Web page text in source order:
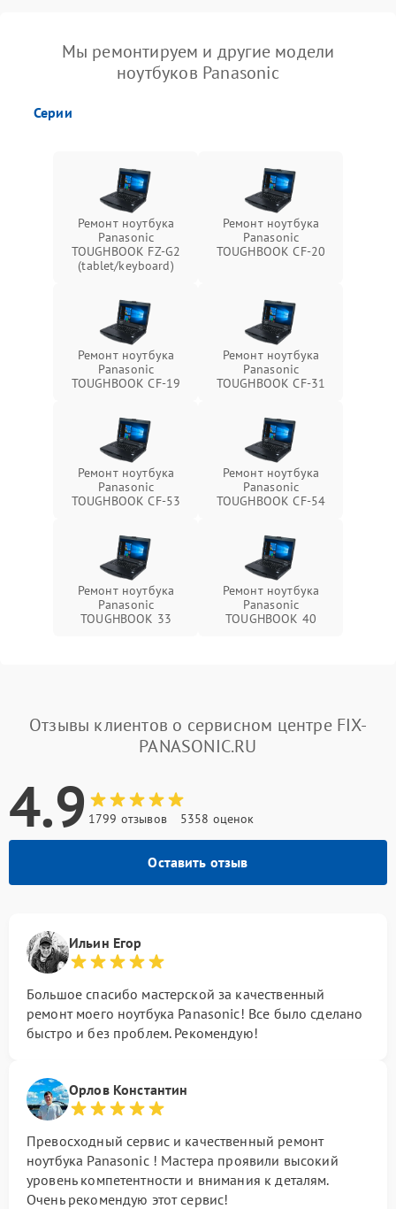
Мы ремонтируем и другие модели
ноутбуков Panasonic
Серии
Ремонт ноутбука
Panasonic
TOUGHBOOK FZ-G2
(tablet/keyboard)
Ремонт ноутбука
Panasonic
TOUGHBOOK CF-20
Ремонт ноутбука
Panasonic
TOUGHBOOK CF-19
Ремонт ноутбука
Panasonic
TOUGHBOOK CF-31
Ремонт ноутбука
Panasonic
TOUGHBOOK CF-53
Ремонт ноутбука
Panasonic
TOUGHBOOK CF-54
Ремонт ноутбука
Panasonic
TOUGHBOOK 33
Ремонт ноутбука
Panasonic
TOUGHBOOK 40
Отзывы клиентов о сервисном центре FIX-
PANASONIC.RU
4.9 1799 отзывов 5358 оценок
Оставить отзыв
Ильин Егор
Большое спасибо мастерской за качественный
ремонт моего ноутбука Panasonic! Все было сделано
быстро и без проблем. Рекомендую!
Орлов Константин
Превосходный сервис и качественный ремонт
ноутбука Panasonic ! Мастера проявили высокий
уровень компетентности и внимания к деталям.
Очень рекомендую этот сервис!